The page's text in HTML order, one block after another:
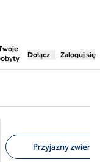
,otwiera nową
Dołącz Zaloguj się
Przyjazny